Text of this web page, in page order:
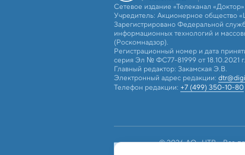
Сетевое издание «Телеканал «Доктор»
Учредитель: Акционерное общество
Зарегистрировано Федеральной
информационных технологий и
(Роскомнадзор).
Регистрационный номер и дата
серия Эл № ФС77-81999 от 18.10.2021 г.
Главный редактор: Закамская Э.В.
Электронный адрес редакции:
Телефон редакции: +7 (499) 350-10-80
© 2026 АО «ЦТВ». Все